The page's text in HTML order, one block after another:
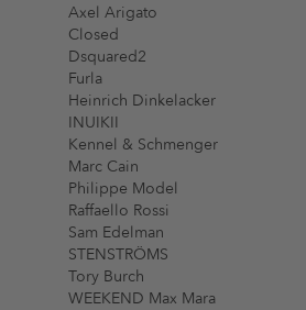
Axel Arigato
Closed
Dsquared2
Furla
Heinrich Dinkelacker
INUIKII
Kennel & Schmenger
Marc Cain
Philippe Model
Raffaello Rossi
Sam Edelman
STENSTRÖMS
Tory Burch
WEEKEND Max Mara